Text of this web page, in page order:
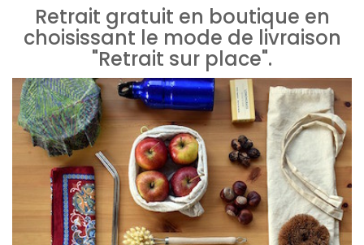
Retrait gratuit en boutique en
choisissant le mode de livraison
"Retrait sur place".